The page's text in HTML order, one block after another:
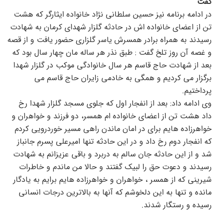
در ادامه برنامه نیز حسین سلطانی نژاد خانواده ایثارگر که هشت
تن از اعضای خانواده اش در حادثه گلزار شهدای کرمان به شهادت
رسیدند به همراه برادر همسرش یاسر گلزاری حضور یافت و از قصه
و غصه آن روز تلخ گفت : طبق نذر هر ساله مان چهار سال بود که
بعد از شهادت حاج قاسم هر سال خانوادگی موکب در گلزار شهدا
برگزار می کردیم و همگی به خادمی زایران حاج قاسم می
پرداختیم.
وی ادامه داد: بعد از انفجار اول که جلوی مسجد گلزار شهدا رخ
داد هشت تن از اعضای خانواده ام همسر، دو فرزند و خواهران و
خواهرزاده هایم برای در امان ماندن راهی مسیر خوردرویی کردم
که انفجار دوم رخ داد و در این حادثه تنها امیرعلی پسرم جانباز
شد و از این حادثه جان سالم به دربرد و باقی عزیزانم به شهادت
رسیدند و دعوت حق را لبیک گفتند و حالا من ماندم و خاطرات
شیرینی که از همسر ، خواهران و خواهرزاده هایم برایم به یادگار
مانده و تنها به این دلخوشم که آنها به بالاترین درجات انسانی
رسیده و رستگار شدند.